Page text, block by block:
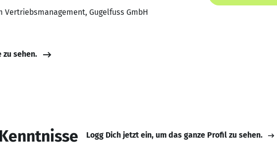
Gugelfuss GmbH
zu sehen.
Logg Dich jetzt ein, um das ganze Profil zu sehen.